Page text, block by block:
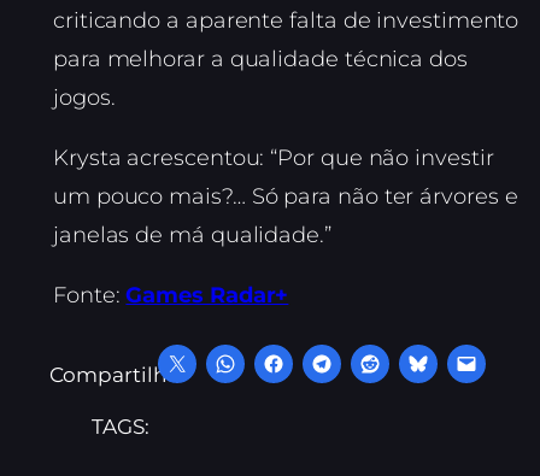
criticando a aparente falta de investimento
para melhorar a qualidade técnica dos
jogos.
Krysta acrescentou: “Por que não investir
um pouco mais?… Só para não ter árvores e
janelas de má qualidade.”
Fonte:Games Radar+
Compartilhe:
TAGS: